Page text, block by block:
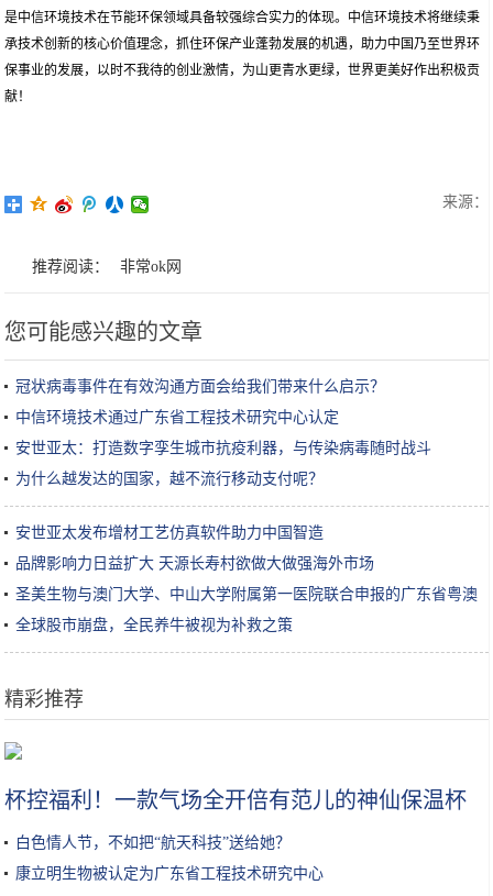
是中信环境技术在节能环保领域具备较强综合实力的体现。中信环境技术将继续秉
承技术创新的核心价值理念，抓住环保产业蓬勃发展的机遇，助力中国乃至世界环
保事业的发展，以时不我待的创业激情，为山更青水更绿，世界更美好作出积极贡
献！
来源：
推荐阅读： 非常ok网
您可能感兴趣的文章
冠状病毒事件在有效沟通方面会给我们带来什么启示？
中信环境技术通过广东省工程技术研究中心认定
安世亚太：打造数字孪生城市抗疫利器，与传染病毒随时战斗
为什么越发达的国家，越不流行移动支付呢？
安世亚太发布增材工艺仿真软件助力中国智造
品牌影响力日益扩大 天源长寿村欲做大做强海外市场
圣美生物与澳门大学、中山大学附属第一医院联合申报的广东省粤澳
科技合作项目获批立项
全球股市崩盘，全民养牛被视为补救之策
精彩推荐
杯控福利！一款气场全开倍有范儿的神仙保温杯
白色情人节，不如把“航天科技”送给她？
康立明生物被认定为广东省工程技术研究中心